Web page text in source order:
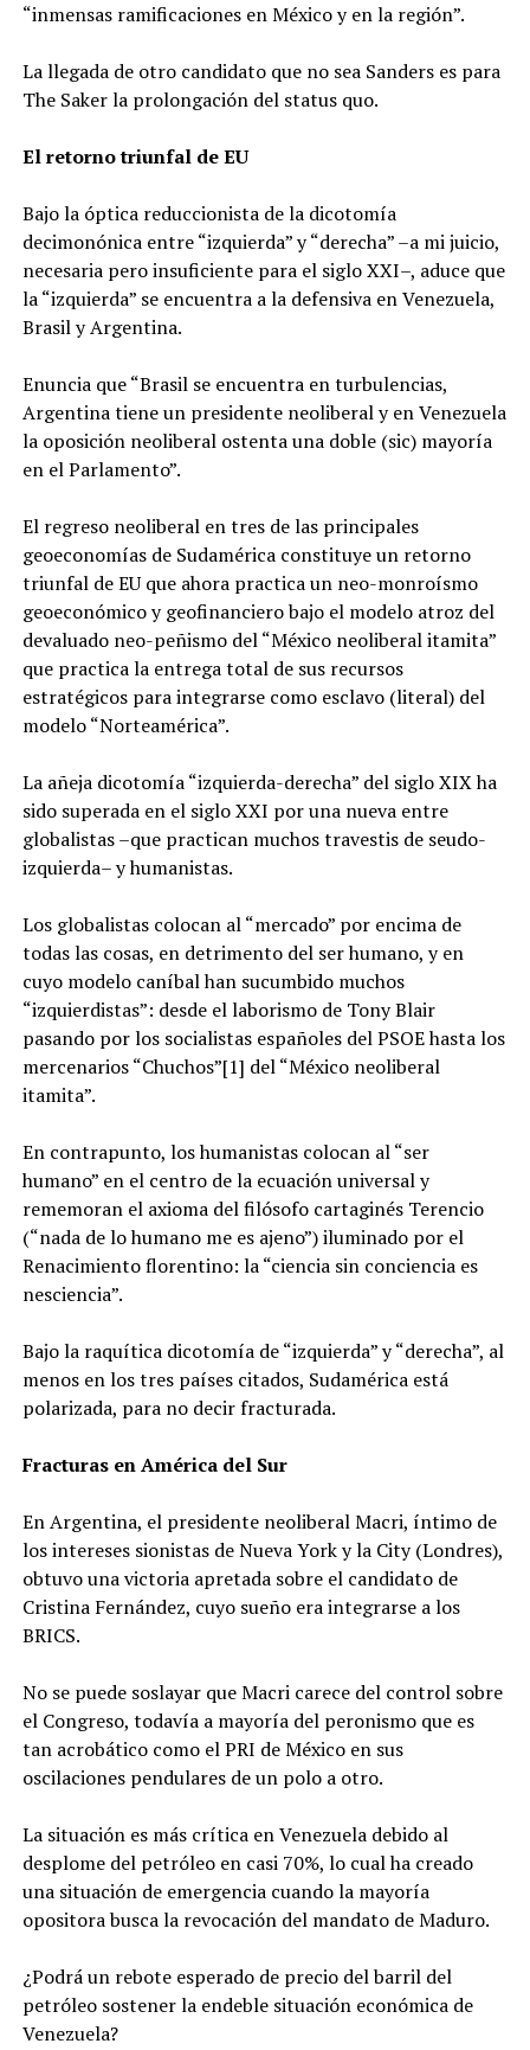
“inmensas ramificaciones en México y en la región”.
La llegada de otro candidato que no sea Sanders es para
The Saker la prolongación del status quo.
El retorno triunfal de EU
Bajo la óptica reduccionista de la dicotomía
decimonónica entre “izquierda” y “derecha” –a mi juicio,
necesaria pero insuficiente para el siglo XXI–, aduce que
la “izquierda” se encuentra a la defensiva en Venezuela,
Brasil y Argentina.
Enuncia que “Brasil se encuentra en turbulencias,
Argentina tiene un presidente neoliberal y en Venezuela
la oposición neoliberal ostenta una doble (sic) mayoría
en el Parlamento”.
El regreso neoliberal en tres de las principales
geoeconomías de Sudamérica constituye un retorno
triunfal de EU que ahora practica un neo-monroísmo
geoeconómico y geofinanciero bajo el modelo atroz del
devaluado neo-peñismo del “México neoliberal itamita”
que practica la entrega total de sus recursos
estratégicos para integrarse como esclavo (literal) del
modelo “Norteamérica”.
La añeja dicotomía “izquierda-derecha” del siglo XIX ha
sido superada en el siglo XXI por una nueva entre
globalistas –que practican muchos travestis de seudo-
izquierda– y humanistas.
Los globalistas colocan al “mercado” por encima de
todas las cosas, en detrimento del ser humano, y en
cuyo modelo caníbal han sucumbido muchos
“izquierdistas”: desde el laborismo de Tony Blair
pasando por los socialistas españoles del PSOE hasta los
mercenarios “Chuchos”[1] del “México neoliberal
itamita”.
En contrapunto, los humanistas colocan al “ser
humano” en el centro de la ecuación universal y
rememoran el axioma del filósofo cartaginés Terencio
(“nada de lo humano me es ajeno”) iluminado por el
Renacimiento florentino: la “ciencia sin conciencia es
nesciencia”.
Bajo la raquítica dicotomía de “izquierda” y “derecha”, al
menos en los tres países citados, Sudamérica está
polarizada, para no decir fracturada.
Fracturas en América del Sur
En Argentina, el presidente neoliberal Macri, íntimo de
los intereses sionistas de Nueva York y la City (Londres),
obtuvo una victoria apretada sobre el candidato de
Cristina Fernández, cuyo sueño era integrarse a los
BRICS.
No se puede soslayar que Macri carece del control sobre
el Congreso, todavía a mayoría del peronismo que es
tan acrobático como el PRI de México en sus
oscilaciones pendulares de un polo a otro.
La situación es más crítica en Venezuela debido al
desplome del petróleo en casi 70%, lo cual ha creado
una situación de emergencia cuando la mayoría
opositora busca la revocación del mandato de Maduro.
¿Podrá un rebote esperado de precio del barril del
petróleo sostener la endeble situación económica de
Venezuela?